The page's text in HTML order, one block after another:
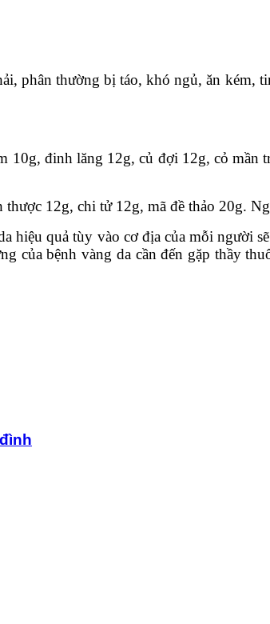
phân thường bị táo, khó ngủ, ăn kém,
10g, đinh lăng 12g, củ đợi 12g, cỏ mần
12g, chi tử 12g, mã đề thảo 20g.
hiệu quả tùy vào cơ địa của mỗi người
của bệnh vàng da cần đến gặp thầy